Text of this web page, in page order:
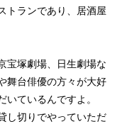
トランであり、居酒屋
宝塚劇場、日生劇場な
舞台俳優の方々が大好
ているんですよ。
し切りでやっていただ